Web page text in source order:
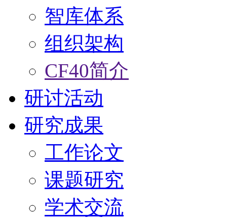
智库体系
组织架构
CF40简介
研讨活动
研究成果
工作论文
课题研究
学术交流